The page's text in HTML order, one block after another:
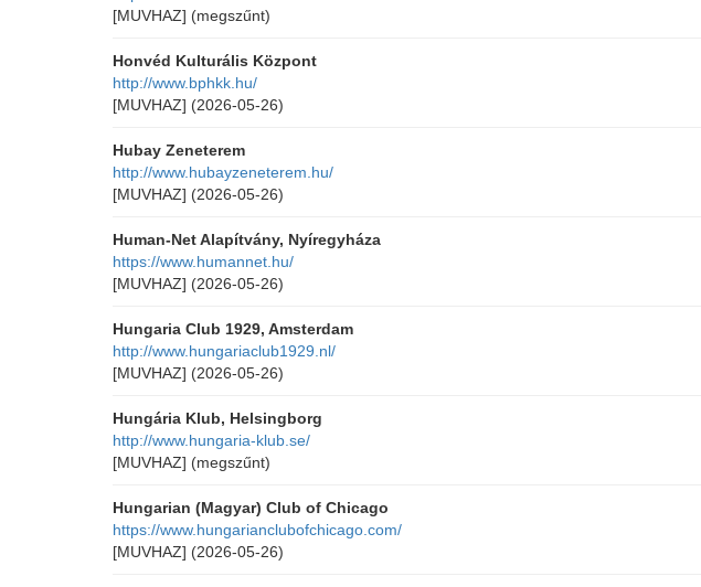
[MUVHAZ] (megszűnt)
Honvéd Kulturális Központ
http://www.bphkk.hu/
[MUVHAZ] (2026-05-26)
Hubay Zeneterem
http://www.hubayzeneterem.hu/
[MUVHAZ] (2026-05-26)
Human-Net Alapítvány, Nyíregyháza
https://www.humannet.hu/
[MUVHAZ] (2026-05-26)
Hungaria Club 1929, Amsterdam
http://www.hungariaclub1929.nl/
[MUVHAZ] (2026-05-26)
Hungária Klub, Helsingborg
http://www.hungaria-klub.se/
[MUVHAZ] (megszűnt)
Hungarian (Magyar) Club of Chicago
https://www.hungarianclubofchicago.com/
[MUVHAZ] (2026-05-26)